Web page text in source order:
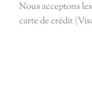
Nous acceptons
carte de crédit